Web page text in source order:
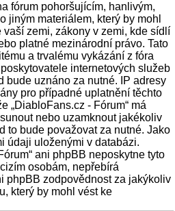
fórum pohoršujícím, hanlivým,
jiným materiálem, který by mohl
zemi, zákony v zemi, kde sídlí
platné mezinárodní právo. Tato
a trvalému vykázání z fóra
internetových služeb
bude uznáno za nutné. IP adresy
pro případné uplatnění těchto
„DiabloFans.cz - Fórum“ má
nebo uzamknout jakékoliv
to bude považovat za nutné. Jako
údaji uloženými v databázi.
ani phpBB neposkytne tyto
osobám, nepřebírá
phpBB zodpovědnost za jakýkoliv
který by mohl vést ke